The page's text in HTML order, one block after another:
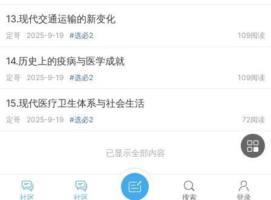
13.现代交通运输的新变化
定哥 2025-9-19 #选必2 109阅读
14.历史上的疫病与医学成就
定哥 2025-9-19 #选必2 109阅读
15.现代医疗卫生体系与社会生活
定哥 2025-9-19 #选必2 72阅读
已显示全部内容
社区 社区 搜索 登录